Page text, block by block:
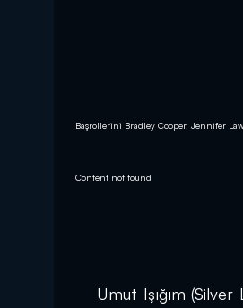
Başrollerini Bradley Cooper, Jennifer
Content not found
Umut Işığım